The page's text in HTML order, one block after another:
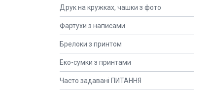
Друк на кружках, чашки з фото
Фартухи з написами
Брелоки з принтом
Еко-сумки з принтами
Часто задавані ПИТАННЯ